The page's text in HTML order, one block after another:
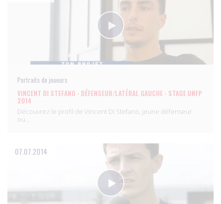
Portraits de joueurs
VINCENT DI STEFANO - DÉFENSEUR/LATÉRAL GAUCHE - STAGE UNFP
2014
Découvrez le profil de Vincent Di Stefano, jeune défenseur
ou…
07.07.2014